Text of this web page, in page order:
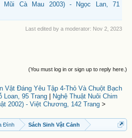
Mũi Cà Mau 2003) - Ngọc Lan, 71
Last edited by a moderator: Nov 2, 2023
(You must log in or sign up to reply here.)
Vật Đáng Yêu Tập 4-Thỏ Và Chuột Bạch
Loan, 95 Trang
Nghệ Thuật Nuôi Chim
2002) - Việt Chương, 142 Trang >
Đình Sách Sinh Vật Cảnh